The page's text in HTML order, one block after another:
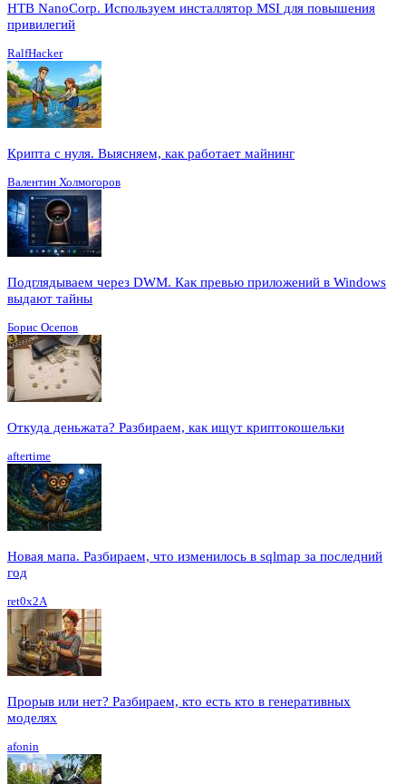
HTB NanoCorp. Используем инсталлятор MSI для повышения
привилегий
RalfHacker
Крипта с нуля. Выясняем, как работает майнинг
Валентин Холмогоров
Подглядываем через DWM. Как превью приложений в Windows
выдают тайны
Борис Осепов
Откуда деньжата? Разбираем, как ищут криптокошельки
aftertime
Новая мапа. Разбираем, что изменилось в sqlmap за последний
год
ret0x2A
Прорыв или нет? Разбираем, кто есть кто в генеративных
моделях
afonin